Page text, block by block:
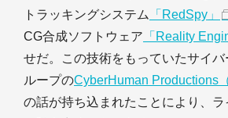
トラッキングシステム
「RedSpy」
CG合成ソフトウェア 「Reality
せだ。この技術をもっていたサイ
ループのCyberHuman Productions
の話が持ち込まれたことにより、